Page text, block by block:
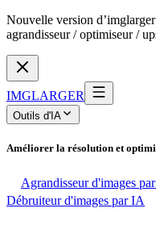
Nouvelle version
agrandisseur / optimiseur /
IMGLARGER
Outils d'IA
Améliorer la résolution et
Agrandisseur d'images
Débruiteur d'images par IA